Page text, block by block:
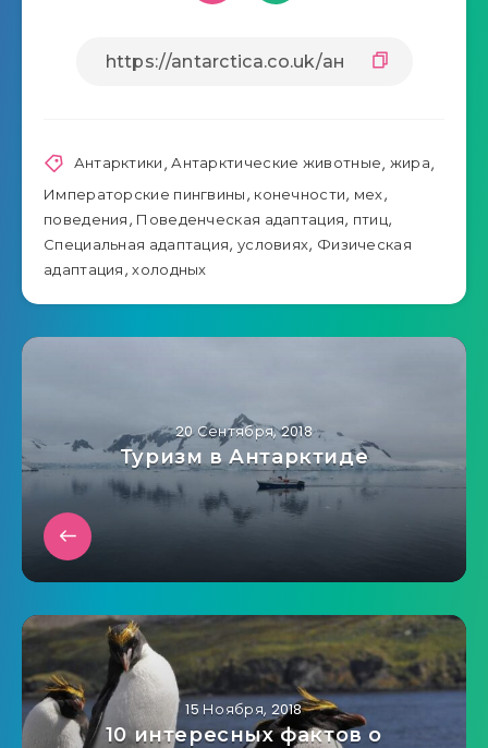
Антарктики,Антарктические животные, жира,
Императорские пингвины, конечности, мех,
поведения, Поведенческая адаптация, птиц,
Специальная адаптация, условиях, Физическая
адаптация,холодных
20 Сентября, 2018
Туризм в Антарктиде
15 Ноября, 2018
10 интересных фактов о